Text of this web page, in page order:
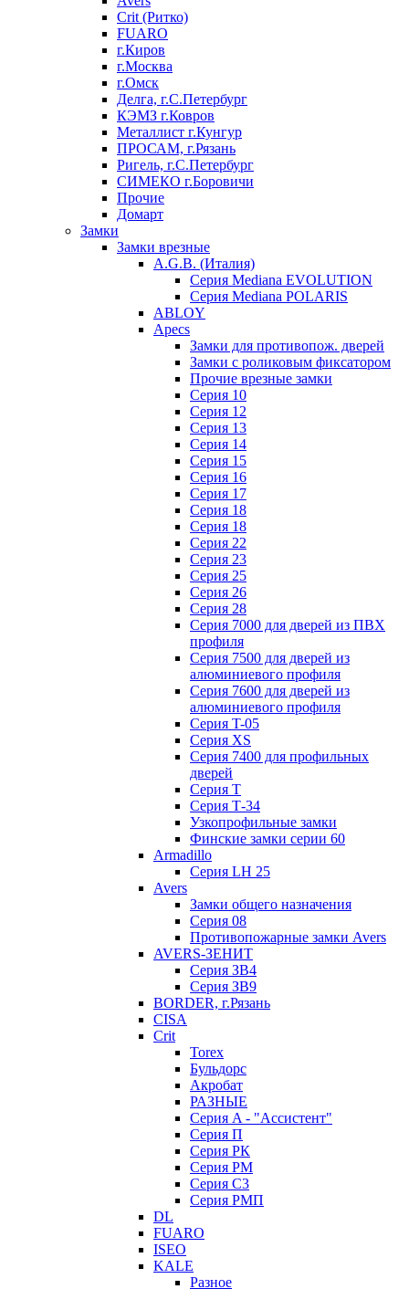
Crit (Ритко)
FUARO
г.Киров
г.Москва
г.Омск
Делга, г.С.Петербург
КЭМЗ г.Ковров
Металлист г.Кунгур
ПРОСАМ, г.Рязань
Ригель, г.С.Петербург
СИМЕКО г.Боровичи
Прочие
Домарт
Замки
Замки врезные
A.G.B. (Италия)
Серия Mediana EVOLUTION
Серия Mediana POLARIS
ABLOY
Apecs
Замки для противопож. дверей
Замки с роликовым фиксатором
Прочие врезные замки
Серия 10
Серия 12
Серия 13
Серия 14
Серия 15
Серия 16
Серия 17
Серия 18
Серия 18
Серия 22
Серия 23
Серия 25
Серия 26
Серия 28
Серия 7000 для дверей из ПВХ
профиля
Серия 7500 для дверей из
алюминиевого профиля
Серия 7600 для дверей из
алюминиевого профиля
Серия T-05
Серия XS
Серия 7400 для профильных
дверей
Серия Т
Серия Т-34
Узкопрофильные замки
Финские замки серии 60
Armadillo
Серия LH 25
Avers
Замки общего назначения
Серия 08
Противопожарные замки Avers
AVERS-ЗЕНИТ
Серия ЗВ4
Серия ЗВ9
BORDER, г.Рязань
CISA
Crit
Torex
Бульдорс
Акробат
РАЗНЫЕ
Серия A - "Ассистент"
Серия П
Серия РК
Серия РМ
Серия С3
Серия РМП
DL
FUARO
ISEO
KALE
Разное